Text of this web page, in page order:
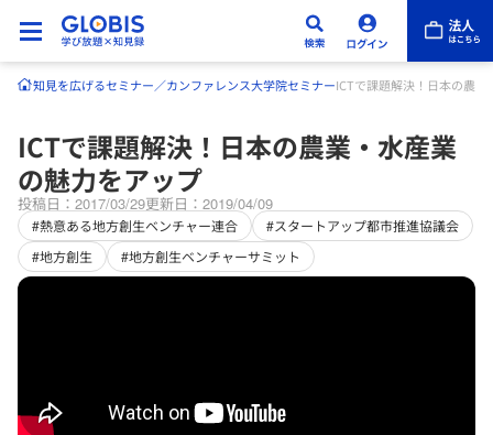
知見を広げるセミナー／カンファレンス大学院セミナーICTで課題解決！日本の農
ICTで課題解決！日本の農業・水産業
の魅力をアップ
投稿日：2017/03/29更新日：2019/04/09
#熱意ある地方創生ベンチャー連合
#スタートアップ都市推進協議会
#地方創生
#地方創生ベンチャーサミット